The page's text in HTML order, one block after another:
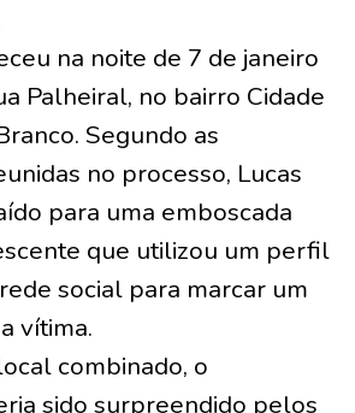
na noite de 7 de janeiro
Palheiral, no bairro Cidade
Segundo as
no processo, Lucas
para uma emboscada
que utilizou um perfil
social para marcar um
vítima.
combinado, o
sido surpreendido pelos